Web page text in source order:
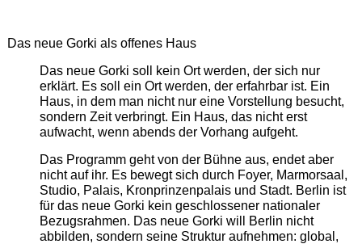
Das neue Gorki als offenes Haus
Das neue Gorki soll kein Ort werden, der sich nur
erklärt. Es soll ein Ort werden, der erfahrbar ist. Ein
Haus, in dem man nicht nur eine Vorstellung besucht,
sondern Zeit verbringt. Ein Haus, das nicht erst
aufwacht, wenn abends der Vorhang aufgeht.
Das Programm geht von der Bühne aus, endet aber
nicht auf ihr. Es bewegt sich durch Foyer, Marmorsaal,
Studio, Palais, Kronprinzenpalais und Stadt. Berlin ist
für das neue Gorki kein geschlossener nationaler
Bezugsrahmen. Das neue Gorki will Berlin nicht
abbilden, sondern seine Struktur aufnehmen: global,